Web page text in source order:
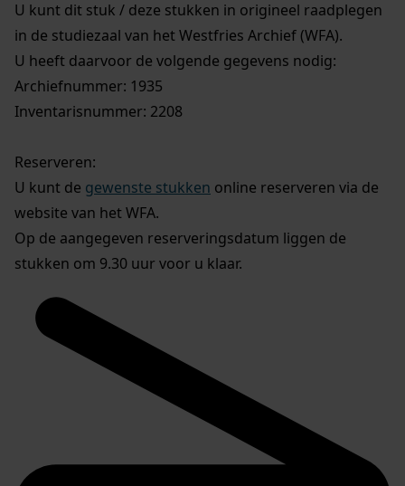
U kunt dit stuk / deze stukken in origineel raadplegen
in de studiezaal van het Westfries Archief (WFA).
U heeft daarvoor de volgende gegevens nodig:
Archiefnummer: 1935
Inventarisnummer: 2208
Reserveren:
U kunt de gewenste stukken online reserveren via de
website van het WFA.
Op de aangegeven reserveringsdatum liggen de
stukken om 9.30 uur voor u klaar.